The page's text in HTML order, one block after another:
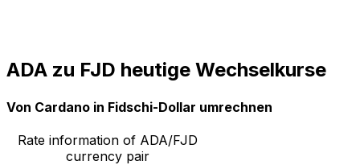
ADA zu FJD heutige Wechselkurse
Von Cardano in Fidschi-Dollar umrechnen
Rate information of ADA/FJD
currency pair